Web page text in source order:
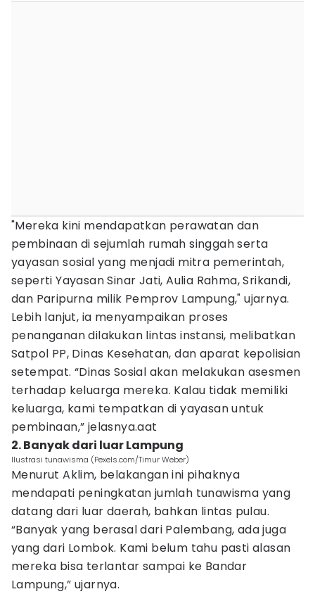
"Mereka kini mendapatkan perawatan dan
pembinaan di sejumlah rumah singgah serta
yayasan sosial yang menjadi mitra pemerintah,
seperti Yayasan Sinar Jati, Aulia Rahma, Srikandi,
dan Paripurna milik Pemprov Lampung," ujarnya.
Lebih lanjut, ia menyampaikan proses
penanganan dilakukan lintas instansi, melibatkan
Satpol PP, Dinas Kesehatan, dan aparat kepolisian
setempat. “Dinas Sosial akan melakukan asesmen
terhadap keluarga mereka. Kalau tidak memiliki
keluarga, kami tempatkan di yayasan untuk
pembinaan,” jelasnya.aat
2. Banyak dari luar Lampung
Ilustrasi tunawisma (Pexels.com/Timur Weber)
Menurut Aklim, belakangan ini pihaknya
mendapati peningkatan jumlah tunawisma yang
datang dari luar daerah, bahkan lintas pulau.
“Banyak yang berasal dari Palembang, ada juga
yang dari Lombok. Kami belum tahu pasti alasan
mereka bisa terlantar sampai ke Bandar
Lampung,” ujarnya.